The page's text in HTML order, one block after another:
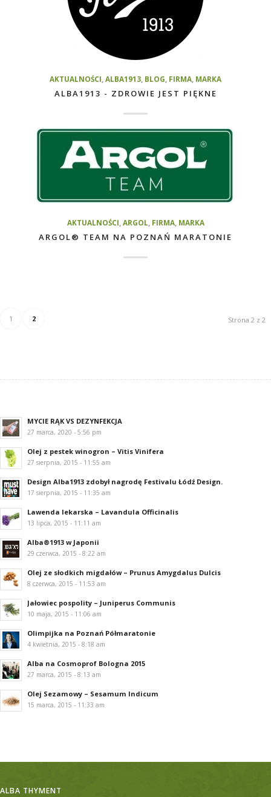
AKTUALNOŚCI ALBA1913 BLOG FIRMA MARKA
ALBA1913 - ZDROWIE JEST PIĘKNE
AKTUALNOŚCI ARGOL FIRMA, MARKA
ARGOL® TEAM NA POZNAŃ MARATONIE
Strona 2 z 2
1 2
MYCIE RĄK VS DEZYNFEKCJA
27 marca, 2020 - 5:56 pm
Olej z pestek winogron – Vitis Vinifera
27 sierpnia, 2015 - 11:55 am
Design Alba1913 zdobył nagrodę Festivalu Łódź Design.
17 sierpnia, 2015 - 11:35 am
Lawenda lekarska – Lavandula Officinalis
13 lipca, 2015 - 11:11 am
Alba®1913 w Japonii
29 czerwca, 2015 - 8:22 am
Olej ze słodkich migdałów – Prunus Amygdalus Dulcis
8 czerwca, 2015 - 11:53 am
Jałowiec pospolity – Juniperus Communis
10 maja, 2015 - 11:06 am
Olimpijka na Poznań Półmaratonie
4 kwietnia, 2015 - 8:18 am
Alba na Cosmoprof Bologna 2015
27 marca, 2015 - 8:13 am
Olej Sezamowy – Sesamum Indicum
15 marca, 2015 - 11:33 am
ALBA THYMENT